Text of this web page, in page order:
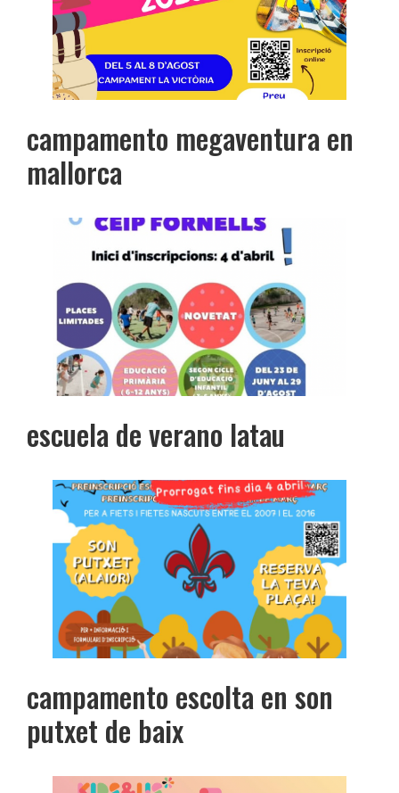
campamento megaventura en
mallorca
escuela de verano latau
campamento escolta en son
putxet de baix